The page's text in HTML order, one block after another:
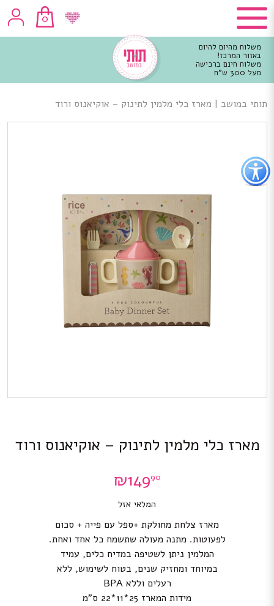
כפתור
לפתיחת
תפריט
נגישות
0
משלוח מהיום להיום
באזור המרכז!
משלוח חינם ברכישה
מעל 300 ש"ח
מרכזי
תותי במושב | מארז כלי מלמין לתינוק – אוקיאנוס ורוד
מארז כלי מלמין לתינוק – אוקיאנוס ורוד
₪14990
המלאי אזל
מארז צלחת מחולקת +ספל עם פייה + סכום
לפעוטות. מתנה מעולה שתשמח כל אחד ואחת.
המלמין ניתן לשטיפה במדיח כלים, עמיד
במיוחד ומחזיק שנים, בטוח לשימוש, ללא
רעלים וללא BPA
מידות המארז 25*11*22 ס”מ